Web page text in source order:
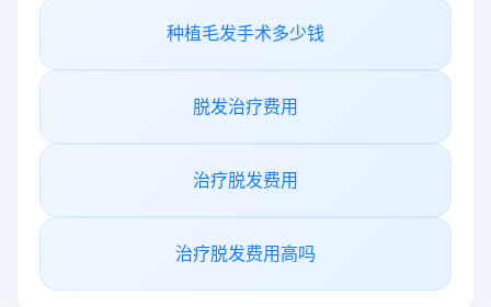
种植毛发手术多少钱
脱发治疗费用
治疗脱发费用
治疗脱发费用高吗